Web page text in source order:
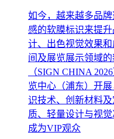
如今，越来越多品
感的软膜标识来提
计、出色视觉效果
间及展览展示领域
（SIGN CHINA
览中心（浦东）开
识技术、创新材料
质、轻量设计与视
成为VIP观众